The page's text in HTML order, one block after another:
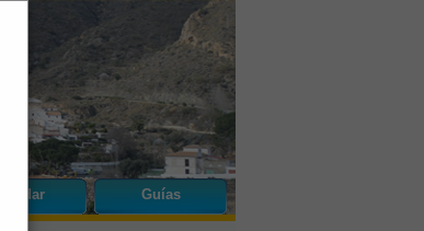
Cóbdar Guías